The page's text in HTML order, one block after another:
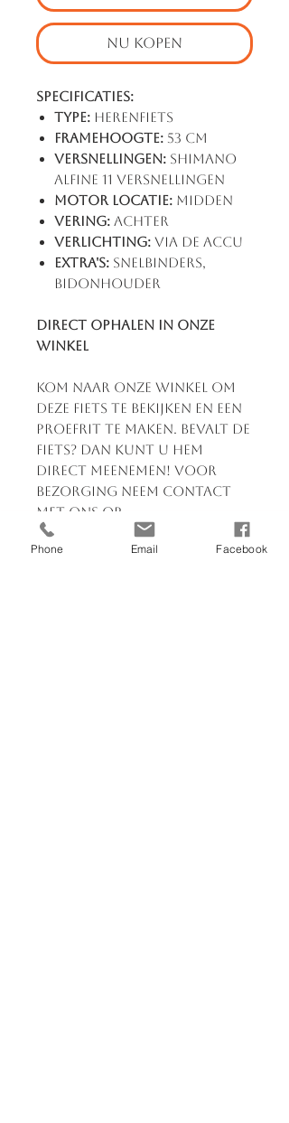
NU KOPEN
Specificaties:
Type: Herenfiets
Framehoogte: 53 cm
Versnellingen: Shimano
Alfine 11 Versnellingen
Motor locatie: Midden
Vering: Achter
Verlichting: via de accu
Extra's: Snelbinders,
Bidonhouder
Direct ophalen in onze
winkel
Kom naar onze winkel om
deze fiets te bekijken en een
proefrit te maken. Bevalt de
fiets? Dan kunt u hem
direct meenemen! Voor
bezorging neem contact
met ons op.
Heb je vragen?Neem
Phone Email Facebook